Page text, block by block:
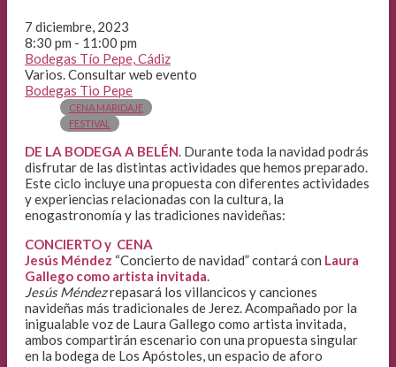
7 diciembre, 2023
8:30 pm - 11:00 pm
Bodegas Tío Pepe, Cádiz
Varios. Consultar web evento
Bodegas Tio Pepe
CENA MARIDAJE
FESTIVAL
DE LA BODEGA A BELÉN. Durante toda la navidad podrás
disfrutar de las distintas actividades que hemos preparado.
Este ciclo incluye una propuesta con diferentes actividades
y experiencias relacionadas con la cultura, la
enogastronomía y las tradiciones navideñas:
CONCIERTO y CENA
Jesús Méndez “Concierto de navidad” contará con Laura
Gallego como artista invitada.
Jesús Méndezrepasará los villancicos y canciones
navideñas más tradicionales de Jerez. Acompañado por la
inigualable voz de Laura Gallego como artista invitada,
ambos compartirán escenario con una propuesta singular
en la bodega de Los Apóstoles, un espacio de aforo